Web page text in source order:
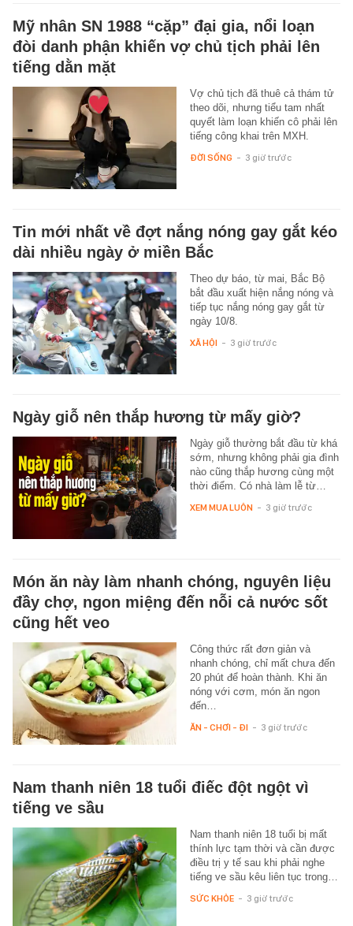
Mỹ nhân SN 1988 “cặp” đại gia, nổi loạn
đòi danh phận khiến vợ chủ tịch phải lên
tiếng dằn mặt
Vợ chủ tịch đã thuê cả thám tử
theo dõi, nhưng tiểu tam nhất
quyết làm loạn khiến cô phải lên
tiếng công khai trên MXH.
ĐỜI SỐNG - 3 giờ trước
Tin mới nhất về đợt nắng nóng gay gắt kéo
dài nhiều ngày ở miền Bắc
Theo dự báo, từ mai, Bắc Bộ
bắt đầu xuất hiện nắng nóng và
tiếp tục nắng nóng gay gắt từ
ngày 10/8.
XÃ HỘI - 3 giờ trước
Ngày giỗ nên thắp hương từ mấy giờ?
Ngày giỗ thường bắt đầu từ khá
sớm, nhưng không phải gia đình
nào cũng thắp hương cùng một
thời điểm. Có nhà làm lễ từ…
XEM MUA LUÔN - 3 giờ trước
Món ăn này làm nhanh chóng, nguyên liệu
đầy chợ, ngon miệng đến nỗi cả nước sốt
cũng hết veo
Công thức rất đơn giản và
nhanh chóng, chỉ mất chưa đến
20 phút để hoàn thành. Khi ăn
nóng với cơm, món ăn ngon
đến…
ĂN - CHƠI - ĐI - 3 giờ trước
Nam thanh niên 18 tuổi điếc đột ngột vì
tiếng ve sầu
Nam thanh niên 18 tuổi bị mất
thính lực tạm thời và cần được
điều trị y tế sau khi phải nghe
tiếng ve sầu kêu liên tục trong…
SỨC KHỎE - 3 giờ trước